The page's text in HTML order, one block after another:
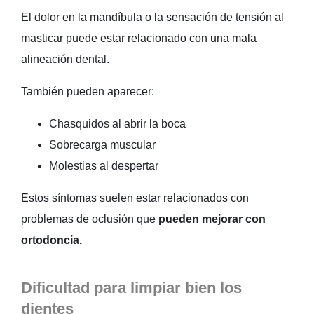
El dolor en la mandíbula o la sensación de tensión al
masticar puede estar relacionado con una mala
alineación dental.
También pueden aparecer:
Chasquidos al abrir la boca
Sobrecarga muscular
Molestias al despertar
Estos síntomas suelen estar relacionados con
problemas de oclusión que pueden mejorar con
ortodoncia.
Dificultad para limpiar bien los
dientes